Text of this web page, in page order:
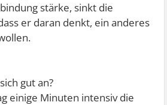
stärke, sinkt die
er daran denkt, ein anderes
gut an?
einige Minuten intensiv die